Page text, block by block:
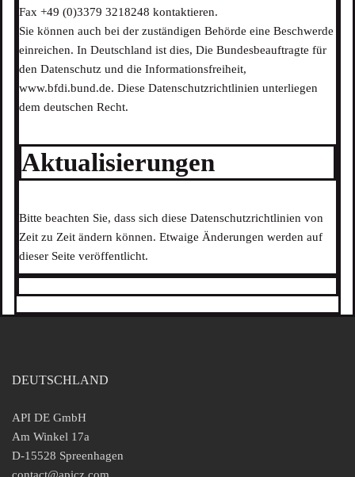
Fax +49 (0)3379 3218248 kontaktieren.
Sie können auch bei der zuständigen Behörde eine Beschwerde
einreichen. In Deutschland ist dies, Die Bundesbeauftragte für
den Datenschutz und die Informationsfreiheit,
www.bfdi.bund.de. Diese Datenschutzrichtlinien unterliegen
dem deutschen Recht.
Aktualisierungen
Bitte beachten Sie, dass sich diese Datenschutzrichtlinien von
Zeit zu Zeit ändern können. Etwaige Änderungen werden auf
dieser Seite veröffentlicht.
DEUTSCHLAND
API DE GmbH
Am Winkel 17a
D-15528 Spreenhagen